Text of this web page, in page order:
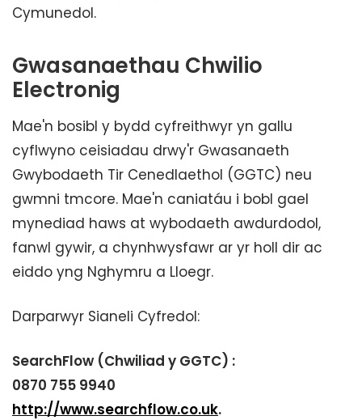
Cymunedol.
Gwasanaethau Chwilio
Electronig
Mae'n bosibl y bydd cyfreithwyr yn gallu
cyflwyno ceisiadau drwy'r Gwasanaeth
Gwybodaeth Tir Cenedlaethol (GGTC) neu
gwmni tmcore. Mae'n caniatáu i bobl gael
mynediad haws at wybodaeth awdurdodol,
fanwl gywir, a chynhwysfawr ar yr holl dir ac
eiddo yng Nghymru a Lloegr.
Darparwyr Sianeli Cyfredol:
SearchFlow (Chwiliad y GGTC) :
0870 755 9940
http://www.searchflow.co.uk.